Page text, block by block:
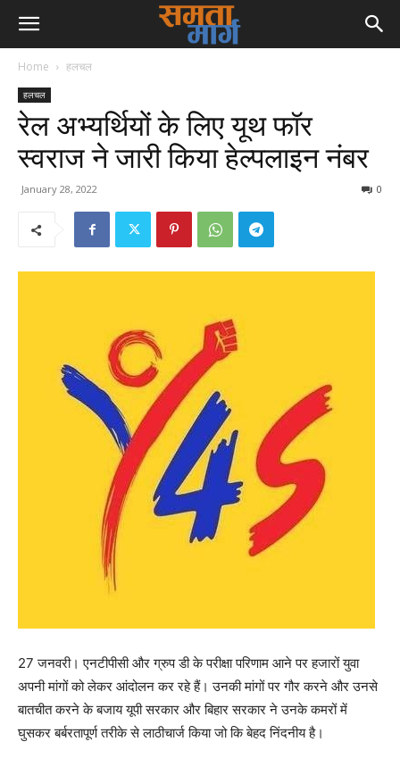
Home हलचल
हलचल
रेल अभ्यर्थियों के लिए यूथ फॉर
स्वराज ने जारी किया हेल्पलाइन नंबर
January 28, 2022 0
27 जनवरी। एनटीपीसी और ग्रुप डी के परीक्षा परिणाम आने पर हजारों युवा
अपनी मांगों को लेकर आंदोलन कर रहे हैं। उनकी मांगों पर गौर करने और उनसे
बातचीत करने के बजाय यूपी सरकार और बिहार सरकार ने उनके कमरों में
घुसकर बर्बरतापूर्ण तरीके से लाठीचार्ज किया जो कि बेहद निंदनीय है।